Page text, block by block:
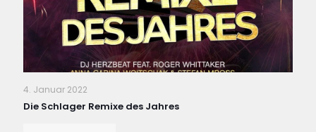
4. Januar 2022
Die Schlager Remixe des Jahres